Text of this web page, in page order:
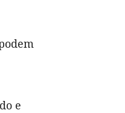
e